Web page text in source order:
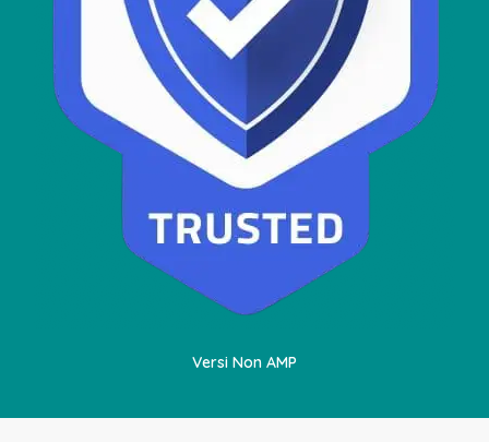
Versi Non AMP